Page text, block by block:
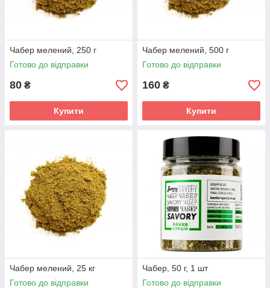
Чабер мелений, 250 г
Готово до відправки
80 ₴
Купити
Чабер мелений, 500 г
Готово до відправки
160 ₴
Купити
Чабер мелений, 25 кг
Готово до відправки
Чабер, 50 г, 1 шт
Готово до відправки